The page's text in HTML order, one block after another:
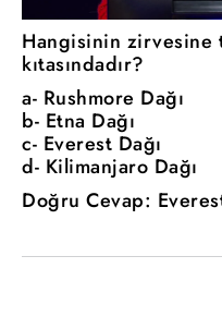
Hangisinin zirvesine
kıtasındadır?
a- Rushmore Dağı
b- Etna Dağı
c- Everest Dağı
d- Kilimanjaro Dağı
Doğru Cevap: